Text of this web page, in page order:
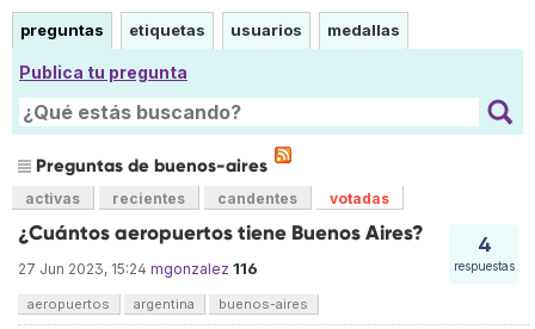
preguntas etiquetas usuarios medallas
Publica tu pregunta
Preguntas de buenos-aires
activas recientes candentes votadas
4
respuestas
¿Cuántos aeropuertos tiene Buenos Aires?
27 Jun 2023, 15:24 mgonzalez 116
aeropuertos argentina buenos-aires